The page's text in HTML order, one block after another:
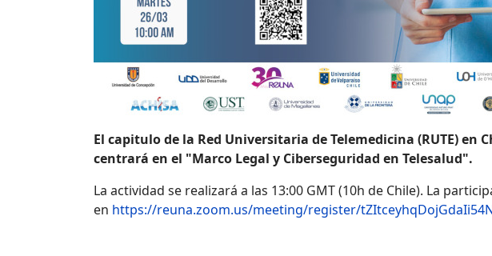
El capitulo de la Red Universitaria de Telemedicina (RUTE)
centrará en el "Marco Legal y Ciberseguridad en Telesalud".
La actividad se realizará a las 13:00 GMT (10h de Chile). La
en https://reuna.zoom.us/meeting/register/